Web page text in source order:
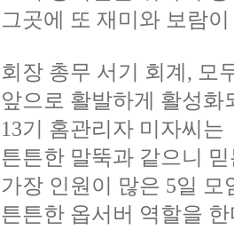
그곳에 또 재미와 보람
회장 총무 서기 회계, 모
앞으로 활발하게 활성화
13기 홈관리자 미자씨는
튼튼한 말뚝과 같으니
가장 인원이 많은 5일 모
튼튼한 옵서버 역할을